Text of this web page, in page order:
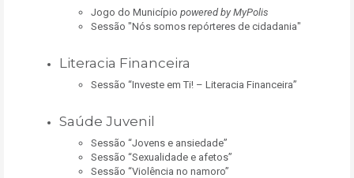
Jogo do Município powered by MyPolis
Sessão "Nós somos repórteres de cidadania"
Literacia Financeira
Sessão “Investe em Ti! – Literacia Financeira”
Saúde Juvenil
Sessão “Jovens e ansiedade”
Sessão “Sexualidade e afetos”
Sessão “Violência no namoro”